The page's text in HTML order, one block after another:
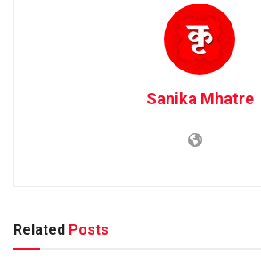
Sanika Mhatre
Related Posts